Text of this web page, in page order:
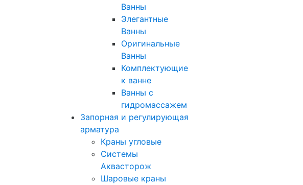
Ванны
Элегантные
Ванны
Оригинальные
Ванны
Комплектующие
к ванне
Ванны с
гидромассажем
Запорная и регулирующая
арматура
Краны угловые
Системы
Аквасторож
Шаровые краны